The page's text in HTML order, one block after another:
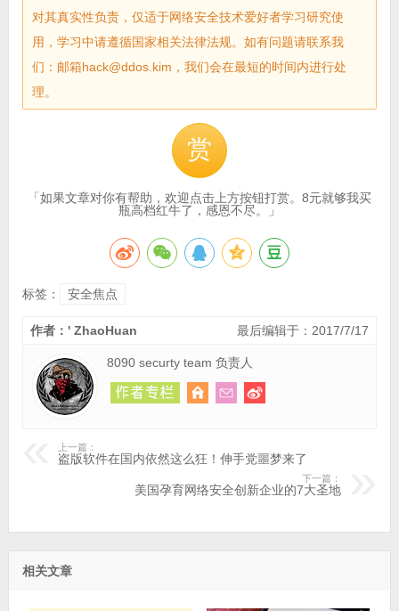
对其真实性负责，仅适于网络安全技术爱好者学习研究使
用，学习中请遵循国家相关法律法规。如有问题请联系我
们：邮箱hack@ddos.kim，我们会在最短的时间内进行处
理。
赏
「如果文章对你有帮助，欢迎点击上方按钮打赏。8元就够我买
瓶高档红牛了，感恩不尽。」
标签： 安全焦点
最后编辑于：2017/7/17
作者：' ZhaoHuan
8090 securty team 负责人
上一篇：
盗版软件在国内依然这么狂！伸手党噩梦来了
下一篇：
美国孕育网络安全创新企业的7大圣地
相关文章